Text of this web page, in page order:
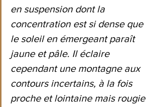
en suspension dont la
concentration est si dense que
le soleil en émergeant paraît
jaune et pâle. Il éclaire
cependant une montagne aux
contours incertains, à la fois
proche et lointaine mais rougie